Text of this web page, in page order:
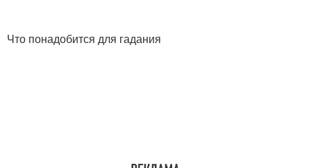
Что понадобится для гадания